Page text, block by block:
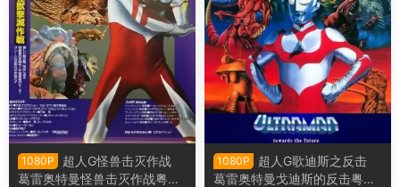
1080P
超人G怪兽击灭作战
葛雷奥特曼怪兽击灭作战粤语
1080P
超人G歌迪斯之反击
葛雷奥特曼戈迪斯的反击粤语